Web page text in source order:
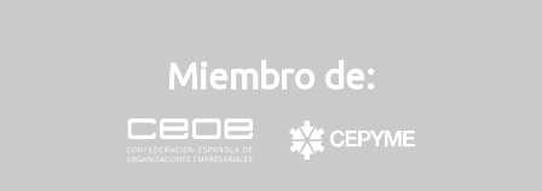
Miembro de: